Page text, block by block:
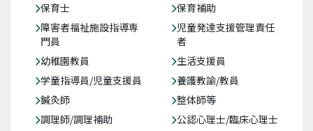
保育士
保育補助
障害者福祉施設指導専
門員
児童発達支援管理責任
者
幼稚園教員
生活支援員
学童指導員/児童支援員
養護教諭/教員
鍼灸師
整体師等
調理師/調理補助
公認心理士/臨床心理士